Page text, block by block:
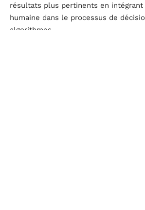
résultats plus pertinents en intégrant
humaine dans le processus de
algorithmes.